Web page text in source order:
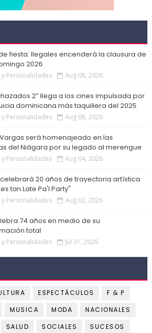
fiesta: Ilegales encenderá la clausura de
2026
y Personalidades Aug 08, 2026
2” llega a los cines impulsada por
dominicana más taquillera del 2025
y Personalidades Aug 06, 2026
será homenajeado en las
del Niágara por su legado al merengue
y Personalidades Aug 04, 2026
20 años de trayectoria artística
tan Late Pa'l Party"
y Personalidades Aug 02, 2026
74 años en medio de su
total
y Personalidades Jul 31, 2026
ESPECTÁCULOS
F & P
MUSICA MODA
NACIONALES
SALUD SOCIALES
SUCESOS